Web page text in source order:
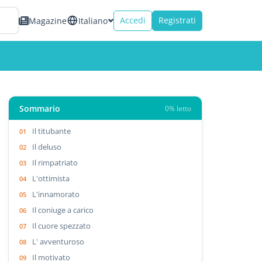
Magazine Italiano Accedi Registrati
Sommario 0% letto
Il titubante
Il deluso
Il rimpatriato
L'ottimista
L'innamorato
Il coniuge a carico
Il cuore spezzato
L' avventuroso
Il motivato